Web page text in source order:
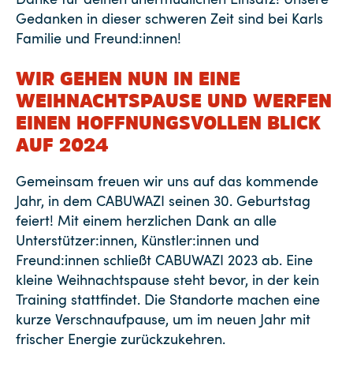
Gedanken in dieser schweren Zeit sind bei Karls
Familie und Freund:innen!
WIR GEHEN NUN IN EINE
WEIHNACHTSPAUSE UND WERFEN
EINEN HOFFNUNGSVOLLEN BLICK
AUF 2024
Gemeinsam freuen wir uns auf das kommende
Jahr, in dem CABUWAZI seinen 30. Geburtstag
feiert! Mit einem herzlichen Dank an alle
Unterstützer:innen, Künstler:innen und
Freund:innen schließt CABUWAZI 2023 ab. Eine
kleine Weihnachtspause steht bevor, in der kein
Training stattfindet. Die Standorte machen eine
kurze Verschnaufpause, um im neuen Jahr mit
frischer Energie zurückzukehren.